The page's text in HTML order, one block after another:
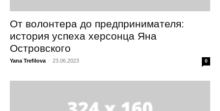
От волонтера до предпринимателя:
история успеха херсонца Яна
Островского
Yana Trefilova - 23.06.2023 0